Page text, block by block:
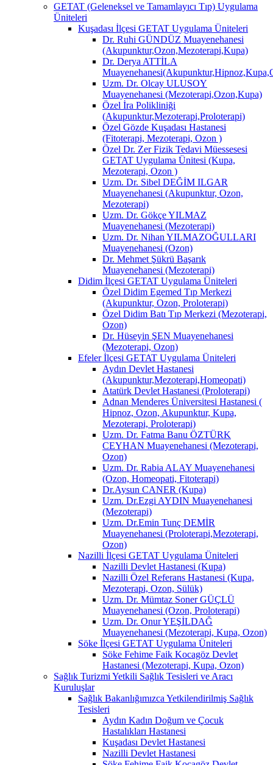
GETAT (Geleneksel ve Tamamlayıcı Tıp) Uygulama
Üniteleri
Kuşadası İlçesi GETAT Uygulama Üniteleri
Dr. Ruhi GÜNDÜZ Muayenehanesi
(Akupunktur,Ozon,Mezoterapi,Kupa)
Dr. Derya ATTİLA
Uzm. Dr. Olcay ULUSOY
Muayenehanesi (Mezoterapi,Ozon,Kupa)
Özel İra Polikliniği
(Akupunktur,Mezoterapi,Proloterapi)
Özel Gözde Kuşadası Hastanesi
(Fitoterapi, Mezoterapi, Ozon )
Özel Dr. Zer Fizik Tedavi Müessesesi
GETAT Uygulama Ünitesi (Kupa,
Mezoterapi, Ozon )
Uzm. Dr. Sibel DEĞİM ILGAR
Muayenehanesi (Akupunktur, Ozon,
Mezoterapi)
Uzm. Dr. Gökçe YILMAZ
Muayenehanesi (Mezoterapi)
Uzm. Dr. Nihan YILMAZOĞULLARI
Muayenehanesi (Ozon)
Dr. Mehmet Şükrü Başarık
Muayenehanesi (Mezoterapi)
Didim İlçesi GETAT Uygulama Üniteleri
Özel Didim Egemed Tıp Merkezi
(Akupunktur, Ozon, Proloterapi)
Özel Didim Batı Tıp Merkezi (Mezoterapi,
Ozon)
Dr. Hüseyin ŞEN Muayenehanesi
(Mezoterapi, Ozon)
Efeler İlçesi GETAT Uygulama Üniteleri
Aydın Devlet Hastanesi
(Akupunktur,Mezoterapi,Homeopati)
Atatürk Devlet Hastanesi (Proloterapi)
Adnan Menderes Üniversitesi Hastanesi (
Hipnoz, Ozon, Akupunktur, Kupa,
Mezoterapi, Proloterapi)
Uzm. Dr. Fatma Banu ÖZTÜRK
CEYHAN Muayenehanesi (Mezoterapi,
Ozon)
Uzm. Dr. Rabia ALAY Muayenehanesi
(Ozon, Homeopati, Fitoterapi)
Dr.Aysun CANER (Kupa)
Uzm. Dr.Ezgi AYDIN Muayenehanesi
(Mezoterapi)
Uzm. Dr.Emin Tunç DEMİR
Muayenehanesi (Proloterapi,Mezoterapi,
Ozon)
Nazilli İlçesi GETAT Uygulama Üniteleri
Nazilli Devlet Hastanesi (Kupa)
Nazilli Özel Referans Hastanesi (Kupa,
Mezoterapi, Ozon, Sülük)
Uzm. Dr. Mümtaz Soner GÜÇLÜ
Muayenehanesi (Ozon, Proloterapi)
Uzm. Dr. Onur YEŞİLDAĞ
Muayenehanesi (Mezoterapi, Kupa, Ozon)
Söke İlçesi GETAT Uygulama Üniteleri
Söke Fehime Faik Kocagöz Devlet
Hastanesi (Mezoterapi, Kupa, Ozon)
Sağlık Turizmi Yetkili Sağlık Tesisleri ve Aracı
Kuruluşlar
Sağlık Bakanlığımızca Yetkilendirilmiş Sağlık
Tesisleri
Aydın Kadın Doğum ve Çocuk
Hastalıkları Hastanesi
Kuşadası Devlet Hastanesi
Nazilli Devlet Hastanesi